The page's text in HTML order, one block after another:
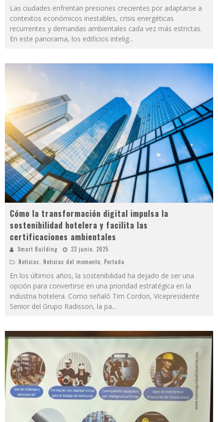
Las ciudades enfrentan presiones crecientes por adaptarse a
contextos económicos inestables, crisis energéticas
recurrentes y demandas ambientales cada vez más estrictas.
En este panorama, los edificios intelig...
Cómo la transformación digital impulsa la
sostenibilidad hotelera y facilita las
certificaciones ambientales
Smart Building
23 junio, 2025
Noticias
Noticias del momento Portada
En los últimos años, la sostenibilidad ha dejado de ser una
opción para convertirse en una prioridad estratégica en la
industria hotelera. Como señaló Tim Cordon, Vicepresidente
Senior del Grupo Radisson, la pa...